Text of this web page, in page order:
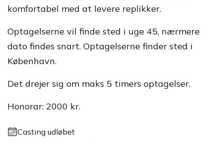
komfortabel med at levere replikker.
Optagelserne vil finde sted i uge 45, nærmere
dato findes snart. Optagelserne finder sted i
København.
Det drejer sig om maks 5 timers optagelser.
Honorar: 2000 kr.
Casting udløbet